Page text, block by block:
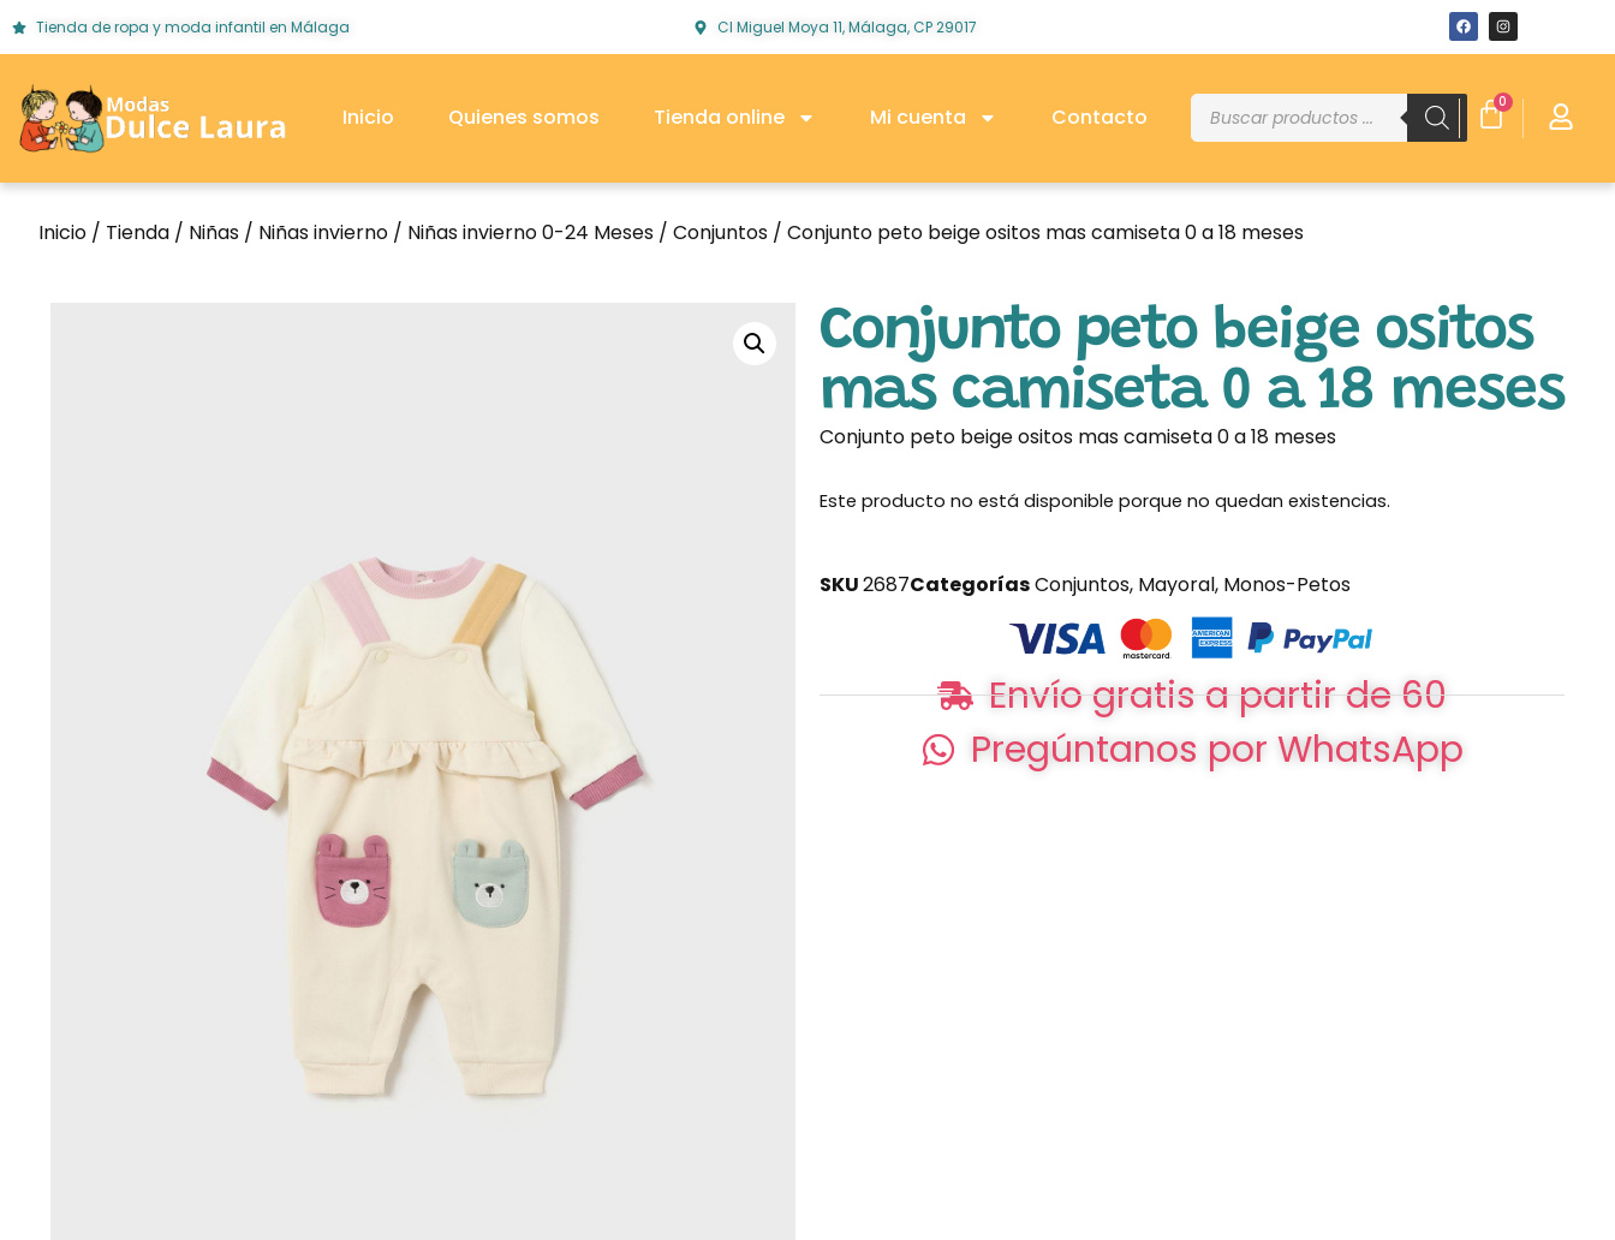
Tienda de ropa y moda infantil en Málaga Cl Miguel Moya 11, Málaga, CP 29017
Inicio Quienes somos Tienda online Mi cuenta Contacto
0
Inicio / Tienda / Niñas / Niñas invierno / Niñas invierno 0-24 Meses / Conjuntos / Conjunto peto beige ositos mas camiseta 0 a 18 meses
Conjunto peto beige ositos
mas camiseta 0 a 18 meses
Conjunto peto beige ositos mas camiseta 0 a 18 meses
Este producto no está disponible porque no quedan existencias.
SKU2687CategoríasConjuntos, Mayoral, Monos-Petos
Envío gratis a partir de 60
Pregúntanos por WhatsApp